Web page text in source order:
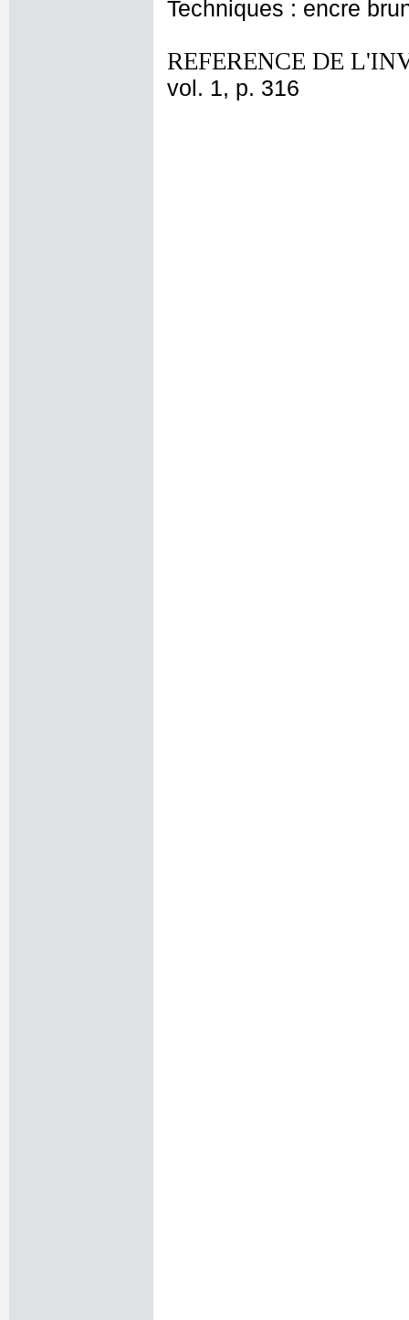
Techniques : encre
REFERENCE DE
vol. 1, p. 316